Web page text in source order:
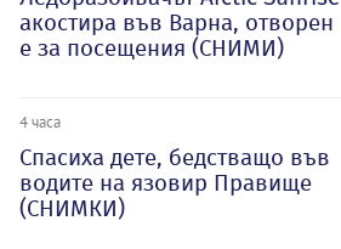
акостира във Варна, отворен
е за посещения (СНИМИ)
4 часа
Спасиха дете, бедстващо във
водите на язовир Правище
(СНИМКИ)